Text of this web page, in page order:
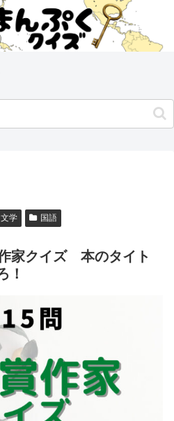
文学 国語
家クイズ 本のタイト
！